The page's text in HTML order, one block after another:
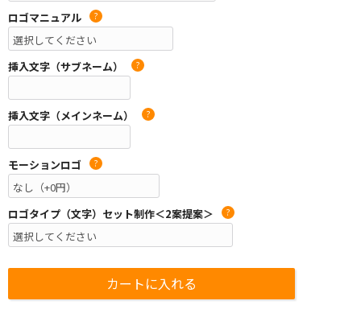
ロゴマニュアル ?
挿入文字（サブネーム） ?
挿入文字（メインネーム） ?
モーションロゴ ?
ロゴタイプ（文字）セット制作＜2案提案＞ ?